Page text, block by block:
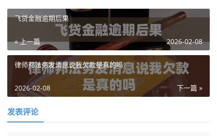
飞贷金融逾期后果
« 上一篇 2026-02-08
律师邦法务发消息说我欠款是真的吗
下一篇 »
2026-02-08
发表评论